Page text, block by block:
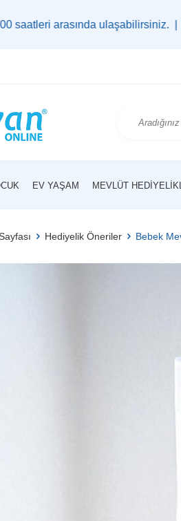
ulaşabilirsiniz. |
EV YAŞAM MEVLÜT
Hediyelik Öneriler Bebek